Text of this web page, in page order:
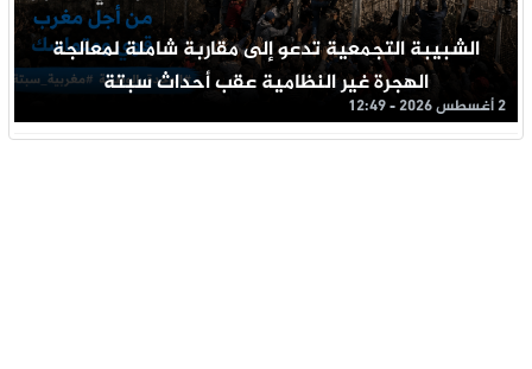
الشبيبة التجمعية تدعو إلى مقاربة شاملة لمعالجة
الهجرة غير النظامية عقب أحداث سبتة
2 أغسطس 2026 - 12:49